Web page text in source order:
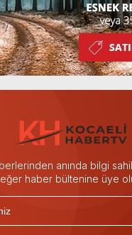
anında bilgi
eğer haber bültenine üye